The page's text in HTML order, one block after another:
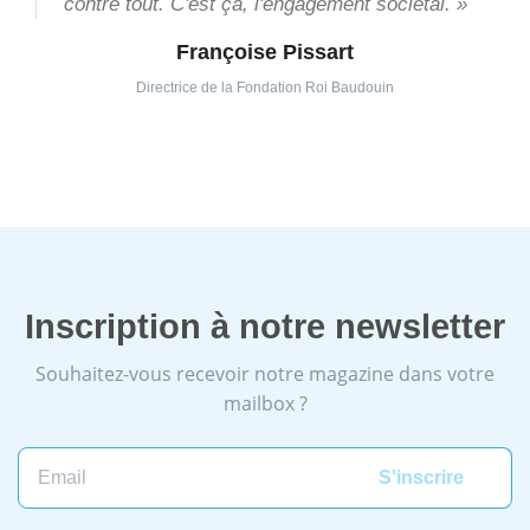
Françoise Pissart
Directrice de la Fondation Roi Baudouin
Inscription à notre newsletter
Souhaitez-vous recevoir notre magazine dans votre
mailbox ?
Email